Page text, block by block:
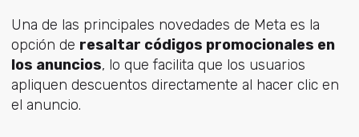
Una de las principales novedades de Meta es la
opción de resaltar códigos promocionales en
los anuncios, lo que facilita que los usuarios
apliquen descuentos directamente al hacer clic en
el anuncio.